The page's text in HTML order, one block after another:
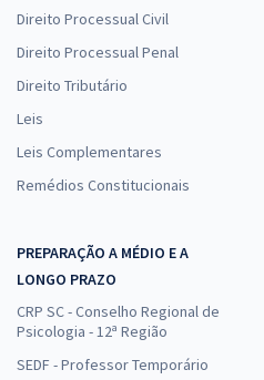
Direito Processual Civil
Direito Processual Penal
Direito Tributário
Leis
Leis Complementares
Remédios Constitucionais
PREPARAÇÃO A MÉDIO E A
LONGO PRAZO
CRP SC - Conselho Regional de
Psicologia - 12ª Região
SEDF - Professor Temporário